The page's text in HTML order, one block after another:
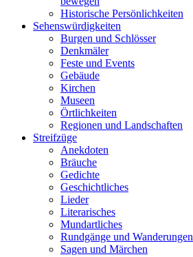
Historische Persönlichkeiten
Sehenswürdigkeiten
Burgen und Schlösser
Denkmäler
Feste und Events
Gebäude
Kirchen
Museen
Örtlichkeiten
Regionen und Landschaften
Streifzüge
Anekdoten
Bräuche
Gedichte
Geschichtliches
Lieder
Literarisches
Mundartliches
Rundgänge und Wanderungen
Sagen und Märchen